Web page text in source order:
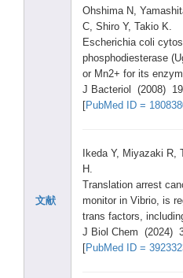
文献
Ohshima N, Yamas
C, Shiro Y, Takio K.
Escherichia coli cytos
phosphodiesterase
or Mn2+ for its enzym
J Bacteriol (2008)
PubMed ID = 18083
IkedaY, Miyazaki R,
H.
Trans lation arrest
monitor in Vibrio, is
trans factors, inclu
J Biol Chem (2024)
PubMed ID = 39233